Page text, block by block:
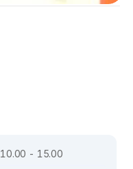
10.00 - 15.00